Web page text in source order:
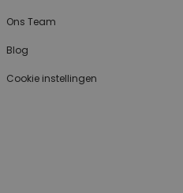
Ons Team
Blog
Cookie instellingen